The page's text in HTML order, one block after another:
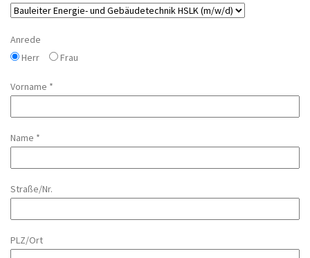
Anrede
Herr
Frau
Vorname *
Name *
Straße/Nr.
PLZ/Ort